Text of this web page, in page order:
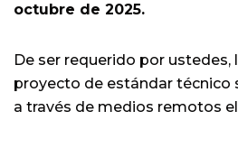
octubre de 2025.
De ser requerido por ustedes,
proyecto de estándar técnico
a través de medios remotos